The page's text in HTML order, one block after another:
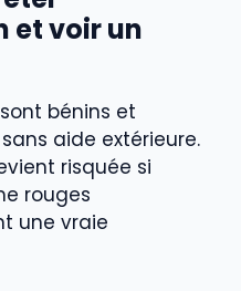
et voir un
bénins et
aide extérieure.
risquée si
rouges
une vraie